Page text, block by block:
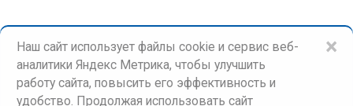
×
Наш сайт использует файлы cookie и сервис веб-
аналитики Яндекс Метрика, чтобы улучшить
работу сайта, повысить его эффективность и
удобство. Продолжая использовать сайт